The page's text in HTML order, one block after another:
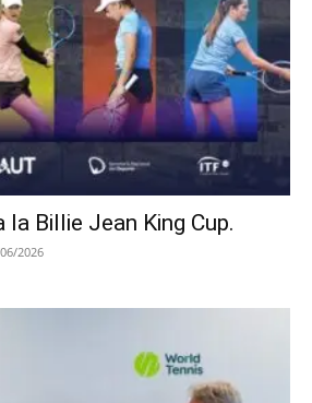
la Billie Jean King Cup.
2026